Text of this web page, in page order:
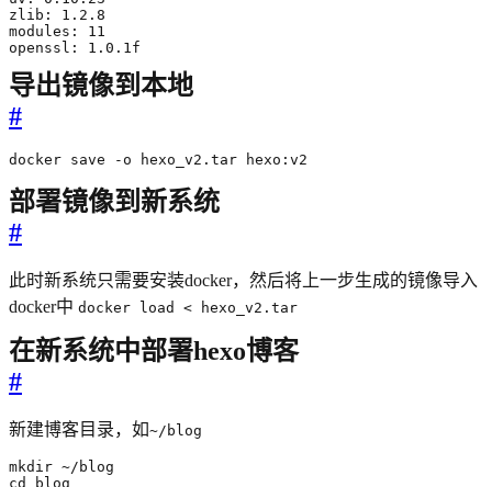
openssl: 1.0.1f
导出镜像到本地
#
docker save -o hexo_v2.tar hexo:v2
部署镜像到新系统
#
此时新系统只需要安装docker，然后将上一步生成的镜像导入
docker中 docker load < hexo_v2.tar
在新系统中部署hexo博客
#
新建博客目录，如~/blog
cd blog